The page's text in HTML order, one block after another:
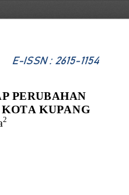
E-ISSN : 2615-1154
PERUBAHAN
KUPANG
2